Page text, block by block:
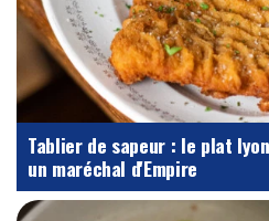
Tablier de sapeur : le plat
un maréchal d'Empire